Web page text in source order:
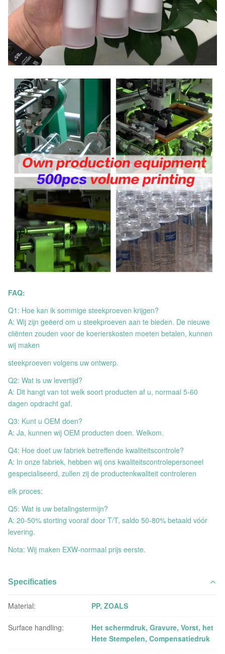
FAQ:
Q1: Hoe kan ik sommige steekproeven krijgen?
A: Wij zijn geëerd om u steekproeven aan te bieden. De nieuwe
cliënten zouden voor de koerierskosten moeten betalen, kunnen
wij maken
steekproeven volgens uw ontwerp.
Q2: Wat is uw levertijd?
A: Dit hangt van tot welk soort producten af u, normaal 5-60
dagen opdracht gaf.
Q3: Kunt u OEM doen?
A: Ja, kunnen wij OEM producten doen. Welkom.
Q4: Hoe doet uw fabriek betreffende kwaliteitscontrole?
A: In onze fabriek, hebben wij ons kwaliteitscontrolepersoneel
gespecialiseerd, zullen zij de productenkwaliteit controleren
elk proces;
Q5: Wat is uw betalingstermijn?
A: 20-50% storting vooraf door T/T, saldo 50-80% betaald vóór
levering.
Nota: Wij maken EXW-normaal prijs eerste.
Specificaties
Material: PP, ZOALS
Surface handling:
Het schermdruk, Gravure, Vorst, het
Hete Stempelen, Compensatiedruk